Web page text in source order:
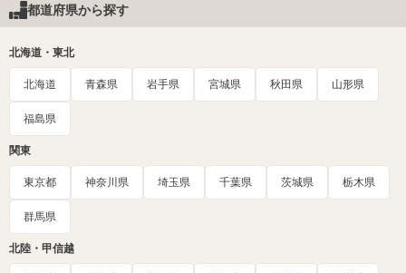
都道府県から探す
北海道・東北
北海道 青森県 岩手県 宮城県 秋田県 山形県
福島県
関東
東京都 神奈川県 埼玉県 千葉県 茨城県 栃木県
群馬県
北陸・甲信越